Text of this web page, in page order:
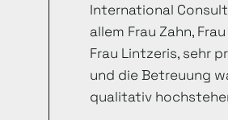
International
allem Frau Zahn,
Frau Lintzeris, sehr
und die Betreuung
qualitativ